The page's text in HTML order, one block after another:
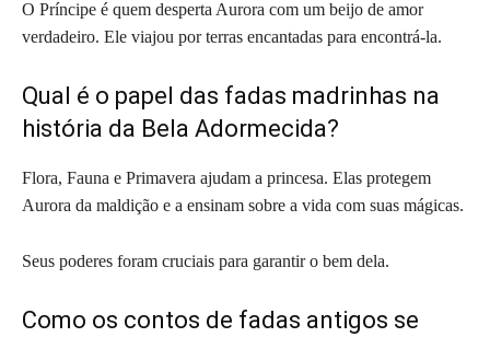
O Príncipe é quem desperta Aurora com um beijo de amor
verdadeiro. Ele viajou por terras encantadas para encontrá-la.
Qual é o papel das fadas madrinhas na
história da Bela Adormecida?
Flora, Fauna e Primavera ajudam a princesa. Elas protegem
Aurora da maldição e a ensinam sobre a vida com suas mágicas.
Seus poderes foram cruciais para garantir o bem dela.
Como os contos de fadas antigos se